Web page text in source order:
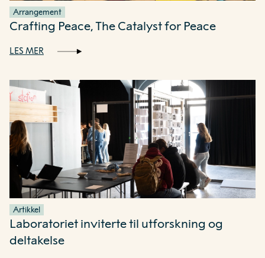
Arrangement
Crafting Peace, The Catalyst for Peace
LES MER
Artikkel
Laboratoriet inviterte til utforskning og
deltakelse